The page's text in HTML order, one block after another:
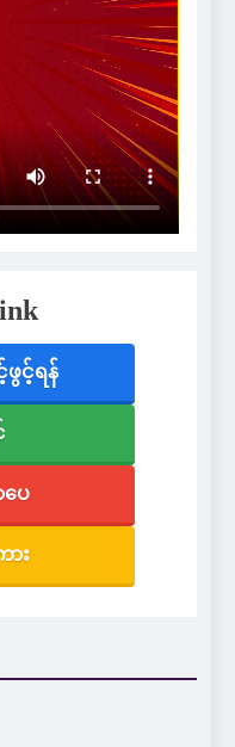
ဖွင့်ရန်
ပေ
း